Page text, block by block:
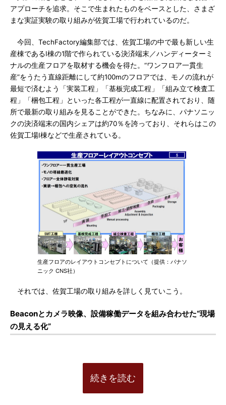
アプローチを追求。そこで生まれたものをベースとした、さまざ
まな実証実験の取り組みが佐賀工場で行われているのだ。
今回、TechFactory編集部では、佐賀工場の中で最も新しい生
産棟であるI棟の1階で作られている決済端末／ハンディーターミ
ナルの生産フロアを取材する機会を得た。“ワンフロア一貫生
産”をうたう直線距離にして約100mのフロアでは、モノの流れが
最短で済むよう「実装工程」「基板完成工程」「組み立て検査工
程」「梱包工程」といった各工程が一直線に配置されており、随
所で最新の取り組みを見ることができた。ちなみに、パナソニッ
クの決済端末の国内シェアは約70％を誇っており、それらはこの
佐賀工場I棟などで生産されている。
生産フロアのレイアウトコンセプトについて（提供：パナソ
ニック CNS社）
それでは、佐賀工場の取り組みを詳しく見ていこう。
Beaconとカメラ映像、設備稼働データを組み合わせた“現場
の見える化”
続きを読む